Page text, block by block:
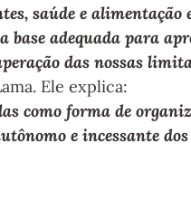
saúde e
base adequada para
das nossas
Ele explica:
como forma de
e incessante